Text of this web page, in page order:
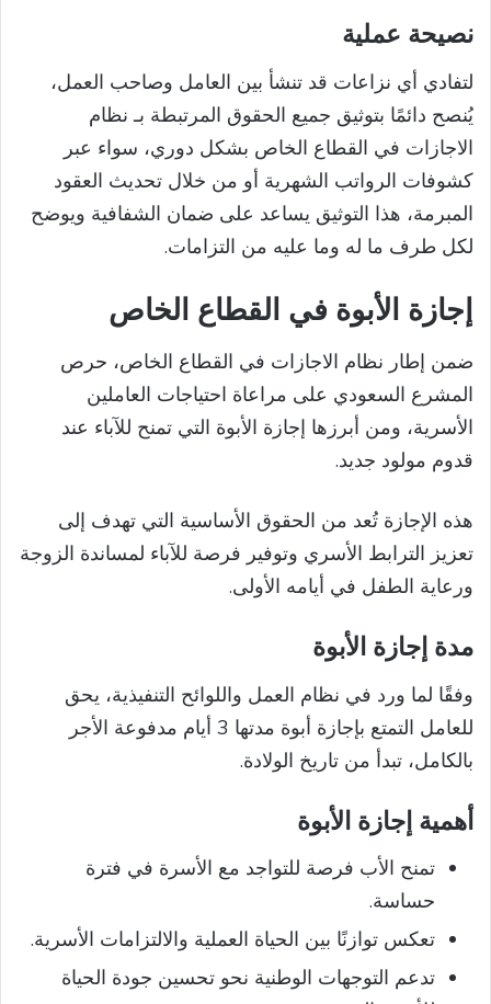
نصيحة عملية
لتفادي أي نزاعات قد تنشأ بين العامل وصاحب العمل،
يُنصح دائمًا بتوثيق جميع الحقوق المرتبطة بـ نظام
الاجازات في القطاع الخاص بشكل دوري، سواء عبر
كشوفات الرواتب الشهرية أو من خلال تحديث العقود
المبرمة، هذا التوثيق يساعد على ضمان الشفافية ويوضح
لكل طرف ما له وما عليه من التزامات.
إجازة الأبوة في القطاع الخاص
ضمن إطار نظام الاجازات في القطاع الخاص، حرص
المشرع السعودي على مراعاة احتياجات العاملين
الأسرية، ومن أبرزها إجازة الأبوة التي تمنح للآباء عند
قدوم مولود جديد.
هذه الإجازة تُعد من الحقوق الأساسية التي تهدف إلى
تعزيز الترابط الأسري وتوفير فرصة للآباء لمساندة الزوجة
ورعاية الطفل في أيامه الأولى.
مدة إجازة الأبوة
وفقًا لما ورد في نظام العمل واللوائح التنفيذية، يحق
للعامل التمتع بإجازة أبوة مدتها 3 أيام مدفوعة الأجر
بالكامل، تبدأ من تاريخ الولادة.
أهمية إجازة الأبوة
تمنح الأب فرصة للتواجد مع الأسرة في فترة
حساسة.
تعكس توازنًا بين الحياة العملية والالتزامات الأسرية.
تدعم التوجهات الوطنية نحو تحسين جودة الحياة